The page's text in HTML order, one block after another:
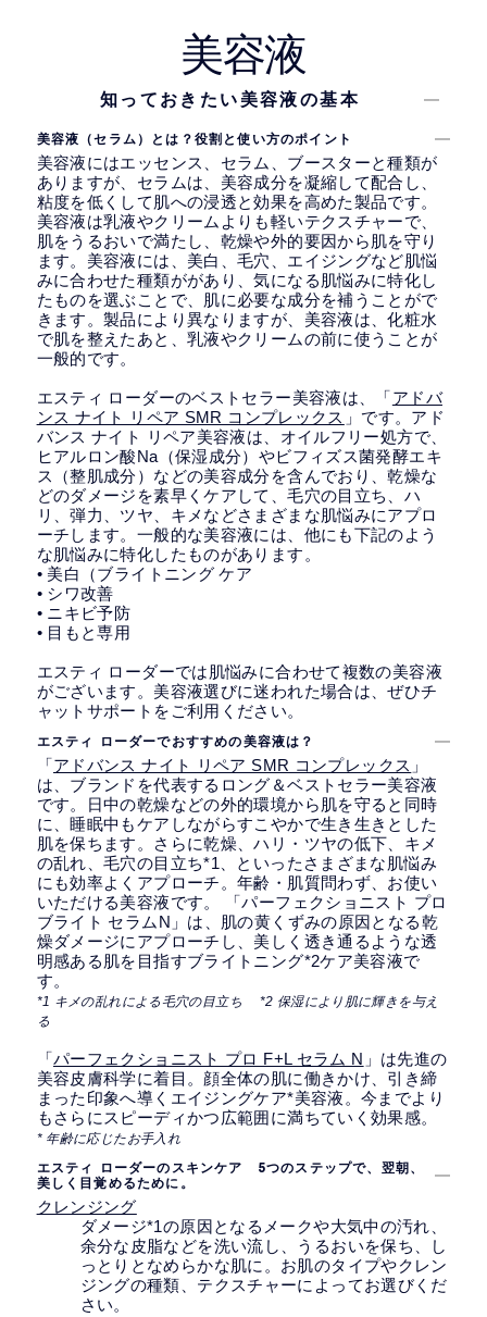
美容液
知っておきたい美容液の基本
美容液（セラム）とは？役割と使い方のポイント
美容液にはエッセンス、セラム、ブースターと種類が
ありますが、セラムは、美容成分を凝縮して配合し、
粘度を低くして肌への浸透と効果を高めた製品です。
美容液は乳液やクリームよりも軽いテクスチャーで、
肌をうるおいで満たし、乾燥や外的要因から肌を守り
ます。美容液には、美白、毛穴、エイジングなど肌悩
みに合わせた種類ががあり、気になる肌悩みに特化し
たものを選ぶことで、肌に必要な成分を補うことがで
きます。製品により異なりますが、美容液は、化粧水
で肌を整えたあと、乳液やクリームの前に使うことが
一般的です。
エスティ ローダーのベストセラー美容液は、「アドバ
ンス ナイト リペア SMR コンプレックス 」です。アド
バンス ナイト リペア美容液は、オイルフリー処方で、
ヒアルロン酸Na（保湿成分）やビフィズス菌発酵エキ
ス（整肌成分）などの美容成分を含んでおり、乾燥な
どのダメージを素早くケアして、毛穴の目立ち、ハ
リ、弾力、ツヤ、キメなどさまざまな肌悩みにアプロ
ーチします。一般的な美容液には、他にも下記のよう
な肌悩みに特化したものがあります。
• 美白（ブライトニング ケア
• シワ改善
• ニキビ予防
• 目もと専用
エスティ ローダーでは肌悩みに合わせて複数の美容液
がございます。美容液選びに迷われた場合は、ぜひチ
ャットサポートをご利用ください。
エスティ ローダーでおすすめの美容液は？
「アドバンス ナイト リペア SMR コンプレックス 」
は、ブランドを代表するロング＆ベストセラー美容液
です。日中の乾燥などの外的環境から肌を守ると同時
に、睡眠中もケアしながらすこやかで生き生きとした
肌を保ちます。さらに乾燥、ハリ・ツヤの低下、キメ
の乱れ、毛穴の目立ち*1、といったさまざまな肌悩み
にも効率よくアプローチ。年齢・肌質問わず、お使い
いただける美容液です。 「パーフェクショニスト プロ
ブライト セラムN」は、肌の黄くずみの原因となる乾
燥ダメージにアプローチし、美しく透き通るような透
明感ある肌を目指すブライトニング*2ケア美容液で
す。
*1 キメの乱れによる毛穴の目立ち *2 保湿により肌に輝きを与え
る
「パーフェクショニスト プロ F+L セラム N 」は先進の
美容皮膚科学に着目。顔全体の肌に働きかけ、引き締
まった印象へ導くエイジングケア*美容液。今までより
もさらにスピーディかつ広範囲に満ちていく効果感。
* 年齢に応じたお手入れ
エスティ ローダーのスキンケア 5つのステップで、翌朝、
美しく目覚めるために。
クレンジング
ダメージ*1の原因となるメークや大気中の汚れ、
余分な皮脂などを洗い流し、うるおいを保ち、し
っとりとなめらかな肌に。お肌のタイプやクレン
ジングの種類、テクスチャーによってお選びくだ
さい。